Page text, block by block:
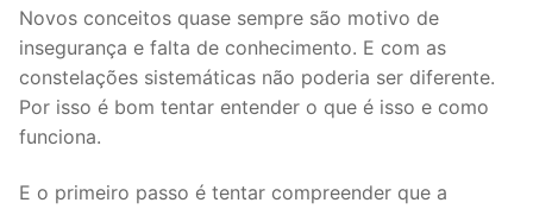
Novos conceitos quase sempre são motivo de
insegurança e falta de conhecimento. E com as
constelações sistemáticas não poderia ser diferente.
Por isso é bom tentar entender o que é isso e como
funciona.
E o primeiro passo é tentar compreender que a